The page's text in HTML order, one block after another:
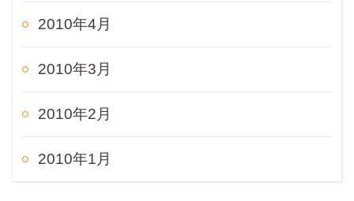
2010年4月
2010年3月
2010年2月
2010年1月